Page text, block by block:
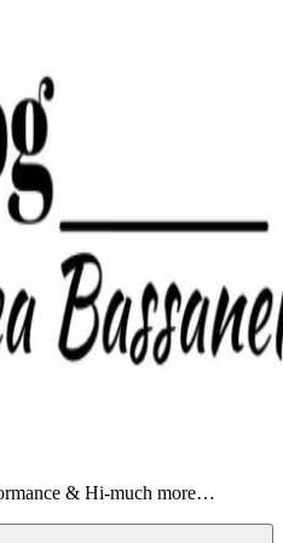
& Hi-much more…